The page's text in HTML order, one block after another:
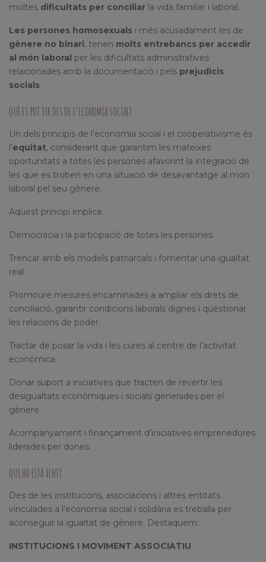
moltes dificultats per conciliar la vida familiar i laboral.
Les persones homosexuals i més acusadament les de
gènere no binari, tenen molts entrebancs per accedir
al món laboral per les dificultats administratives
relacionades amb la documentació i pels prejudicis
socials.
QUÈ ES POT FER DES DE L’ECONOMIA SOCIAL?
Un dels principis de l’economia social i el cooperativisme és
l’equitat, considerant que garantim les mateixes
oportunitats a totes les persones afavorint la integració de
les que es troben en una situació de desavantatge al món
laboral pel seu gènere.
Aquest principi implica:
Democràcia i la participació de totes les persones.
Trencar amb els models patriarcals i fomentar una igualtat
real.
Promoure mesures encaminades a ampliar els drets de
conciliació, garantir condicions laborals dignes i qüestionar
les relacions de poder.
Tractar de posar la vida i les cures al centre de l’activitat
econòmica.
Donar suport a iniciatives que tracten de revertir les
desigualtats econòmiques i socials generades per el
gènere.
Acompanyament i finançament d’iniciatives emprenedores
liderades per dones.
QUI HO ESTÀ FENT?
Des de les institucions, associacions i altres entitats
vinculades a l’economia social i solidària es treballa per
aconseguir la igualtat de gènere. Destaquem:
INSTITUCIONS I MOVIMENT ASSOCIATIU